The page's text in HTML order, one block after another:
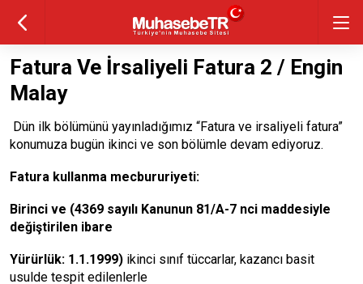
Fatura Ve İrsaliyeli Fatura 2 / Engin
Malay
Dün ilk bölümünü yayınladığımız “Fatura ve irsaliyeli fatura”
konumuza bugün ikinci ve son bölümle devam ediyoruz.
Fatura kullanma mecbururiyeti:
Birinci ve (4369 sayılı Kanunun 81/A-7 nci maddesiyle
değiştirilen ibare
Yürürlük: 1.1.1999) ikinci sınıf tüccarlar, kazancı basit
usulde tespit edilenlerle